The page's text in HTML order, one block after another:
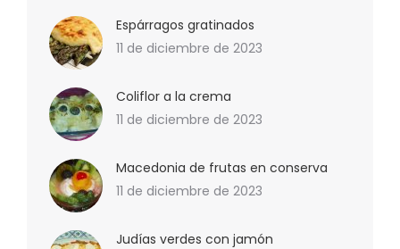
Espárragos gratinados
11 de diciembre de 2023
Coliflor a la crema
11 de diciembre de 2023
Macedonia de frutas en conserva
11 de diciembre de 2023
Judías verdes con jamón